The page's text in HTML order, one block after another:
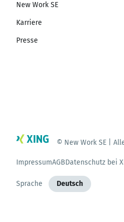
New Work SE
Karriere
Presse
© New Work SE |
ImpressumAGBDatenschutz bei
Sprache Deutsch